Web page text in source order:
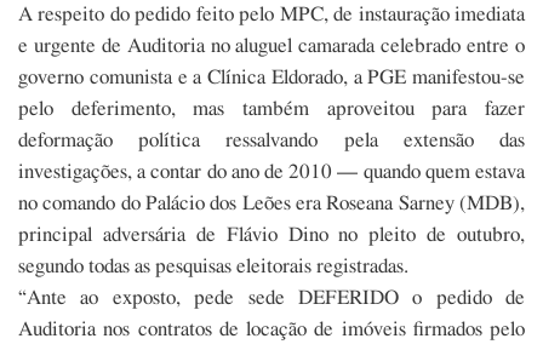
A respeito do pedido feito pelo MPC, de instauração imediata
e urgente de Auditoria no aluguel camarada celebrado entre o
governo comunista e a Clínica Eldorado, a PGE manifestou-se
pelo deferimento, mas também aproveitou para fazer
deformação política ressalvando pela extensão das
investigações, a contar do ano de 2010 — quando quem estava
no comando do Palácio dos Leões era Roseana Sarney (MDB),
principal adversária de Flávio Dino no pleito de outubro,
segundo todas as pesquisas eleitorais registradas.
“Ante ao exposto, pede sede DEFERIDO o pedido de
Auditoria nos contratos de locação de imóveis firmados pelo